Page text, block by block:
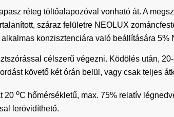
réteg töltőalapozóval vonható át. A
száraz felületre NEOLUX
konzisztenciára való beállítására 5%
célszerű végezni. Ködölés után,
követő két órán belül, vagy csak teljes
20 oC hőmérsékletű, max. 75% relatív
lerövidíthető.